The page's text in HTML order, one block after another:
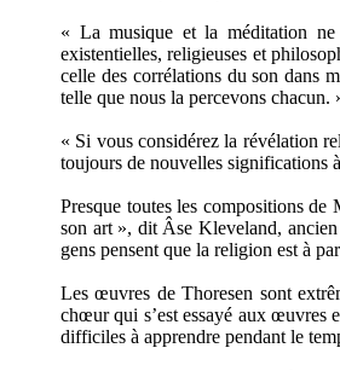
« La musique et la méditation
existentielles, religieuses et
celle des corrélations du son dans
telle que nous la percevons chacun.
« Si vous considérez la révélation
toujours de nouvelles significations
Presque toutes les compositions de
son art », dit Âse Kleveland,
gens pensent que la religion est à
Les œuvres de Thoresen sont
chœur qui s’est essayé aux œuvres
difficiles à apprendre pendant le